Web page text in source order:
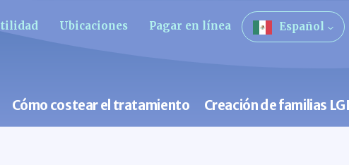
Ubicaciones Pagar en línea Español
Cómo costear el tratamiento Creación de familias